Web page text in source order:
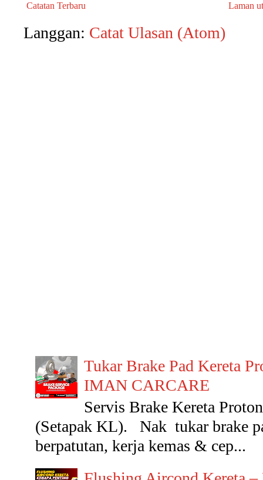
Catatan Terbaru Laman
Langgan: Catat Ulasan (Atom)
Tukar Brake Pad Kereta
IMAN CARCARE
Servis Brake Kereta
(Setapak KL). Nak tukar brake
berpatutan, kerja kemas & cep...